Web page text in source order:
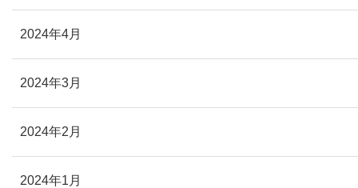
2024年4月
2024年3月
2024年2月
2024年1月